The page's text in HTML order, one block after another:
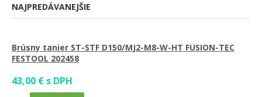
NAJPREDÁVANEJŠIE
Brúsny tanier ST-STF D150/MJ2-M8-W-HT FUSION-TEC
FESTOOL 202458
43,00 € s DPH